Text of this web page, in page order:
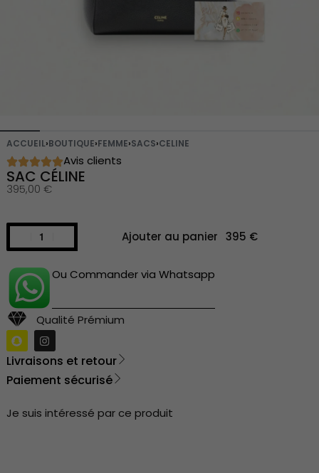
ACCUEIL›BOUTIQUE›FEMME›SACS›CELINE
Avis clients
SAC CÉLINE
395,00 €
Ajouter au panier
Ou Commander via Whatsapp
Qualité Prémium
Livraisons et retour
Paiement sécurisé
Je suis intéressé par ce produit